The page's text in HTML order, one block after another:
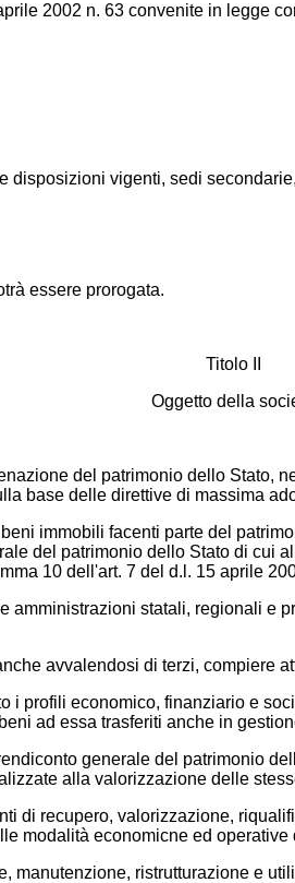
2002 n. 63 convenite in legge
disposizioni vigenti, sedi
essere prorogata.
Titolo II
Oggetto della
del patrimonio dello
base delle direttive di massima
immobili facenti parte del
del patrimonio dello Stato di cui
10 dell'art. 7 del d.l. 15 aprile
amministrazioni statali, regionali
avvalendosi di terzi, compiere
i profili economico, finanziario e
ad essa trasferiti anche in
generale del patrimonio
alla valorizzazione delle
di recupero, valorizzazione,
modalità economicne ed
manutenzione, ristrutturazione e